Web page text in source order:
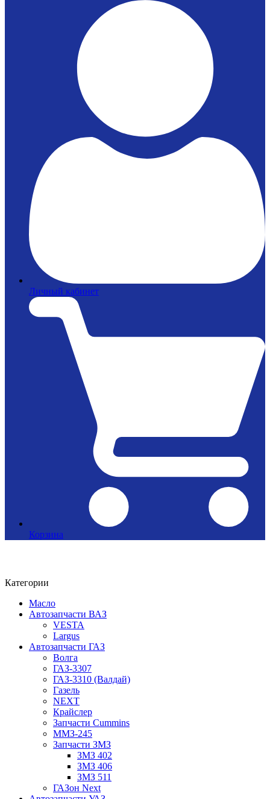
Личный кабинет
Корзина
Категории
Масло
Автозапчасти ВАЗ
VESTA
Largus
Автозапчасти ГАЗ
Волга
ГАЗ-3307
ГАЗ-3310 (Валдай)
Газель
NEXT
Крайслер
Запчасти Cummins
ММЗ-245
Запчасти ЗМЗ
ЗМЗ 402
ЗМЗ 406
ЗМЗ 511
ГАЗон Next